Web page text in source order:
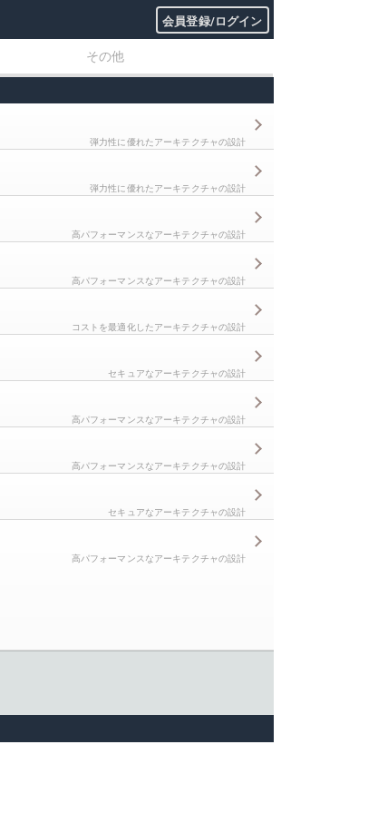
会員登録/ログイン
その他
弾力性に優れたアーキテクチャの設計
弾力性に優れたアーキテクチャの設計
高パフォーマンスなアーキテクチャの設計
高パフォーマンスなアーキテクチャの設計
コストを最適化したアーキテクチャの設計
セキュアなアーキテクチャの設計
高パフォーマンスなアーキテクチャの設計
高パフォーマンスなアーキテクチャの設計
セキュアなアーキテクチャの設計
高パフォーマンスなアーキテクチャの設計